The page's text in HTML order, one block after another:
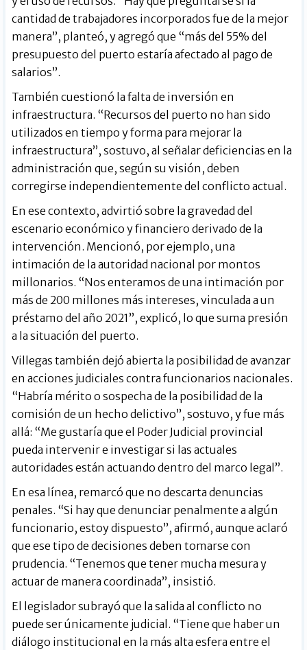
cantidad de trabajadores incorporados fue de la mejor
manera”, planteó, y agregó que “más del 55% del
presupuesto del puerto estaría afectado al pago de
salarios”.
También cuestionó la falta de inversión en
infraestructura. “Recursos del puerto no han sido
utilizados en tiempo y forma para mejorar la
infraestructura”, sostuvo, al señalar deficiencias en la
administración que, según su visión, deben
corregirse independientemente del conflicto actual.
En ese contexto, advirtió sobre la gravedad del
escenario económico y financiero derivado de la
intervención. Mencionó, por ejemplo, una
intimación de la autoridad nacional por montos
millonarios. “Nos enteramos de una intimación por
más de 200 millones más intereses, vinculada a un
préstamo del año 2021”, explicó, lo que suma presión
a la situación del puerto.
Villegas también dejó abierta la posibilidad de avanzar
en acciones judiciales contra funcionarios nacionales.
“Habría mérito o sospecha de la posibilidad de la
comisión de un hecho delictivo”, sostuvo, y fue más
allá: “Me gustaría que el Poder Judicial provincial
pueda intervenir e investigar si las actuales
autoridades están actuando dentro del marco legal”.
En esa línea, remarcó que no descarta denuncias
penales. “Si hay que denunciar penalmente a algún
funcionario, estoy dispuesto”, afirmó, aunque aclaró
que ese tipo de decisiones deben tomarse con
prudencia. “Tenemos que tener mucha mesura y
actuar de manera coordinada”, insistió.
El legislador subrayó que la salida al conflicto no
puede ser únicamente judicial. “Tiene que haber un
diálogo institucional en la más alta esfera entre el